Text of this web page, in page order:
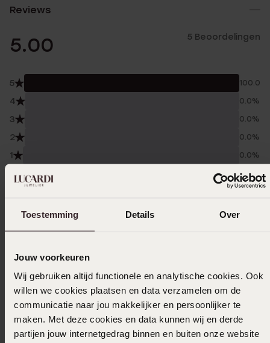
Toestemming Details Over
Jouw voorkeuren
Wij gebruiken altijd functionele en analytische cookies. Ook
willen we cookies plaatsen en data verzamelen om de
communicatie naar jou makkelijker en persoonlijker te
maken. Met deze cookies en data kunnen wij en derde
partijen jouw internetgedrag binnen en buiten onze website
Reviews
5.00 5 Beoordelingen
5 100.0%
4 0.0%
3 0.0%
2 0.0%
1 0.0%
Verzameld onder de
van
Filter
03-08-2025 - Constance T.